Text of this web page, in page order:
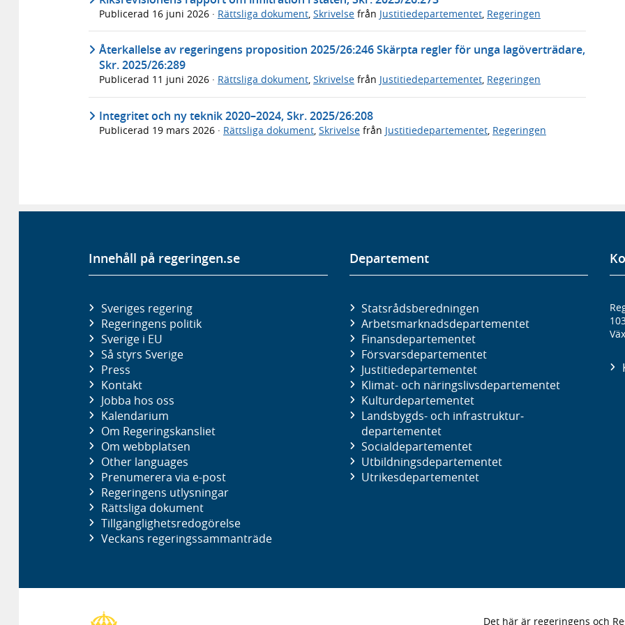
Publicerad 16 juni 2026 · Rättsliga dokument Skrivelse från Justitiedepartementet Regeringen
Återkallelse av regeringens proposition 2025/26:246 Skärpta regler för unga lagöverträdare,
Skr. 2025/26:289
Publicerad 11 juni 2026 · Rättsliga dokument, Skrivelse från Justitiedepartementet, Regeringen
Integritet och ny teknik 2020–2024, Skr. 2025/26:208
Publicerad 19 mars 2026 · Rättsliga dokument, Skrivelse från Justitiedepartementet, Regeringen
Innehåll på regeringen.se
Sveriges regering
Regeringens politik
Sverige i EU
Så styrs Sverige
Press
Kontakt
Jobba hos oss
Kalendarium
Om Regeringskansliet
Om webbplatsen
Other languages
Prenumerera via e-post
Regeringens utlysningar
Rättsliga dokument
Tillgänglighetsredogörelse
Veckans regeringssammanträde
Departement
Statsrådsberedningen
Arbetsmarknads­departementet
Finans­departementet
Försvars­departementet
Justitie­departementet
Klimat- och näringslivs­departementet
Kultur­departementet
Landsbygds- och infrastruktur­
departementet
Social­departementet
Utbildnings­departementet
Utrikes­departementet
Det här är regeringens och